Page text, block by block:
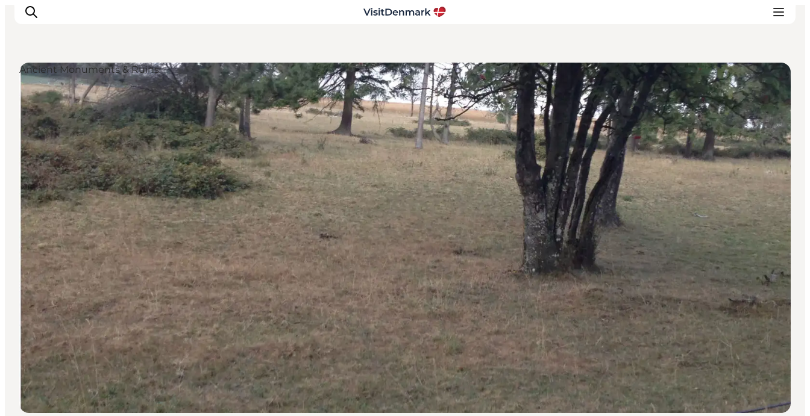
Inspiration
Resmål
Aktiviteter
Övernatta
Planera resan
Ancient Monuments & Ruins